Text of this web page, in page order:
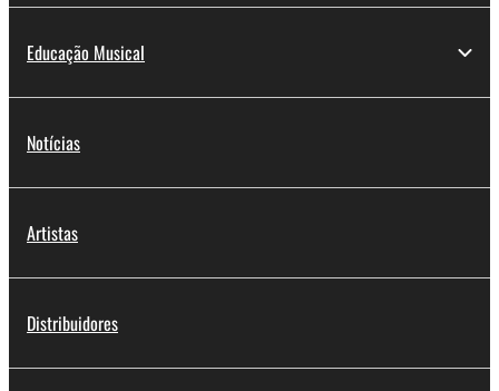
Educação Musical
Notícias
Artistas
Distribuidores